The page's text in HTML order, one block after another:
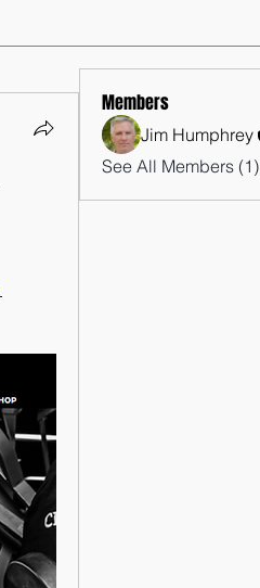
Members
Jim Humphrey
See All Members (1)